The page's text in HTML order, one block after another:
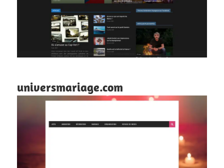
universmariage.com